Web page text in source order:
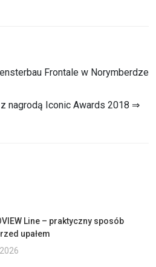
Frontale w Norymberdze
nagrodą Iconic Awards 2018 ⇒
Line – praktyczny sposób
upałem